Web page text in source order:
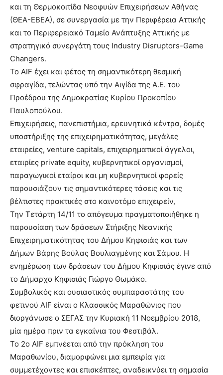
και τη Θερμοκοιτίδα Νεοφυών Επιχειρήσεων Αθήνας
(ΘΕΑ-ΕΒΕΑ), σε συνεργασία με την Περιφέρεια Αττικής
και το Περιφερειακό Ταμείο Ανάπτυξης Αττικής με
στρατηγικό συνεργάτη τους Industry Disruptors-Game
Changers.
Το AIF έχει και φέτος τη σημαντικότερη θεσμική
σφραγίδα, τελώντας υπό την Αιγίδα της Α.Ε. του
Προέδρου της Δημοκρατίας Κυρίου Προκοπίου
Παυλοπούλου.
Επιχειρήσεις, πανεπιστήμια, ερευνητικά κέντρα, δομές
υποστήριξης της επιχειρηματικότητας, μεγάλες
εταιρείες, venture capitals, επιχειρηματικοί άγγελοι,
εταιρίες private equity, κυβερνητικοί οργανισμοί,
παραγωγικοί εταίροι και μη κυβερνητικοί φορείς
παρουσιάζουν τις σημαντικότερες τάσεις και τις
βέλτιστες πρακτικές στο καινοτόμο επιχειρείν,
Την Τετάρτη 14/11 το απόγευμα πραγματοποιήθηκε η
παρουσίαση των δράσεων Στήριξης Νεανικής
Επιχειρηματικότητας του Δήμου Κηφισιάς και των
Δήμων Βάρης Βούλας Βουλιαγμένης και Σάμου. Η
ενημέρωση των δράσεων του Δήμου Κηφισιάς έγινε από
το Δήμαρχο Κηφισιάς Γιώργο Θωμάκο.
Συμβολικός και ουσιαστικός συμπαραστάτης του
φετινού AIF είναι ο Κλασσικός Μαραθώνιος που
διοργάνωσε ο ΣΕΓΑΣ την Κυριακή 11 Νοεμβρίου 2018,
μία ημέρα πριν τα εγκαίνια του Φεστιβάλ.
To 2ο AIF εμπνέεται από την πρόκληση του
Μαραθωνίου, διαμορφώνει μια εμπειρία για
συμμετέχοντες και επισκέπτες, αναδεικνύει τη σημασία